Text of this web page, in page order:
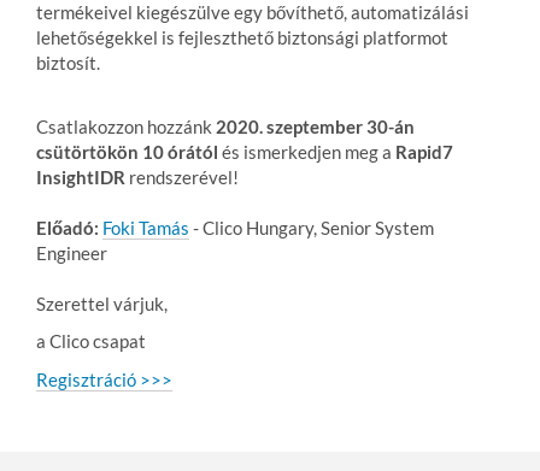
termékeivel kiegészülve egy bővíthető, automatizálási
lehetőségekkel is fejleszthető biztonsági platformot
biztosít.
Csatlakozzon hozzánk 2020. szeptember 30-án
csütörtökön 10 órától és ismerkedjen meg a Rapid7
InsightIDR rendszerével!
Előadó: Foki Tamás - Clico Hungary, Senior System
Engineer
Szerettel várjuk,
a Clico csapat
Regisztráció >>>